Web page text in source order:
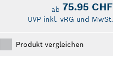
ab 75.95 CHF
UVP inkl. vRG und MwSt.
Produkt vergleichen